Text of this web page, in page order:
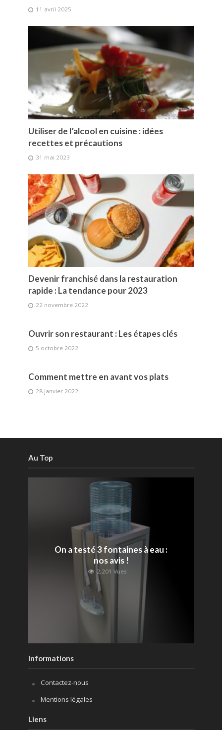
11 avril 2025
Utiliser de l’alcool en cuisine : idées
recettes et précautions
31 mai 2023
Devenir franchisé dans la restauration
rapide : La tendance pour 2023
22 novembre 2022
Ouvrir son restaurant : Les étapes clés
5 octobre 2022
Comment mettre en avant vos plats
28 janvier 2022
Au Top
On a testé 3 fontaines à eau :
nos avis !
2,201 Vues
Informations
Contactez-nous
Mentions légales
Liens